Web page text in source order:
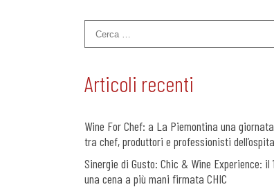
Articoli recenti
Wine For Chef: a La Piemontina una
tra chef, produttori e professionisti
Sinergie di Gusto: Chic & Wine Experience: il
una cena a più mani firmata CHIC